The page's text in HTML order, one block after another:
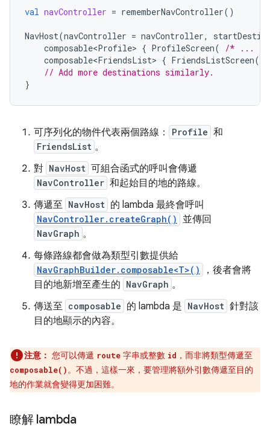
val navController = rememberNavController()
NavHost(navController = navController,
composable<Profile> { ProfileScreen(
/* ... */
composable<FriendsList> { FriendsListScreen(
// Add more destinations similarly.
}
可序列化的物件代表兩個路線： Profile 和
FriendsList 。
對 NavHost 可組合函式的呼叫會傳遞
NavController 和起始目的地的路線。
傳遞至 NavHost 的 lambda 最終會呼叫
NavController.createGraph() 並傳回
NavGraph 。
每條路線都會做為類型引數提供給
NavGraphBuilder.composable<T>()
，後者會將
目的地新增至產生的 NavGraph 。
傳送至 composable 的 lambda 是 NavHost 針對該
目的地顯示的內容。
注意： 您可以傳遞 route 字串或整數 id ，而非將類型傳遞至
composable()。不過，這樣一來，要管理將額外引數傳遞至目的
地的作業就會變得更加困難。
瞭解 lambda